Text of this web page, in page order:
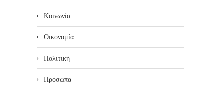
Κοινωνία
Οικονομία
Πολιτική
Πρόσωπα